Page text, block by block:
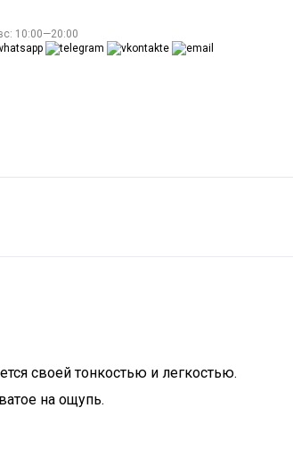
10:00—20:00
своей тонкостью и легкостью.
на ощупь.